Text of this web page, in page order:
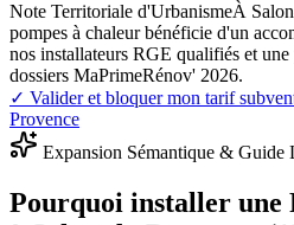
Note Territoriale d'UrbanismeÀ
pompes à chaleur bénéficie d'un
nos installateurs RGE qualifiés et
dossiers MaPrimeRénov' 2026.
✓ Valider et bloquer mon tarif
Provence
Expansion Sémantique &
Pourquoi installer une